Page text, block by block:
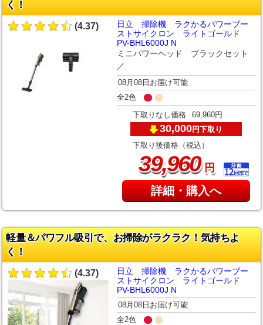
く！
(4.37)
日立 掃除機 ラクかるパワーブー
ストサイクロン ライトゴールド
PV-BHL6000J N
ミニパワーヘッド ブラックセット
／
08月08日お届け可能
全2色
下取りなし価格 69,960円
30,000円下取り
下取り後価格（税込）
39,960円
詳細・購入へ
軽量＆パワフル吸引で、お掃除がラクラク！気持ちよ
く！
(4.37)
日立 掃除機 ラクかるパワーブー
ストサイクロン ライトゴールド
PV-BHL6000J N
08月08日お届け可能
全2色